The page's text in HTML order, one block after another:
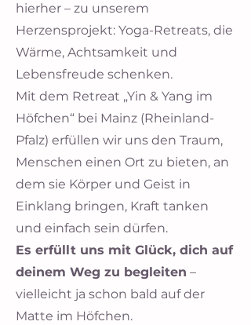
hierher – zu unserem
Herzensprojekt: Yoga-Retreats, die
Wärme, Achtsamkeit und
Lebensfreude schenken.
Mit dem Retreat „Yin & Yang im
Höfchen“ bei Mainz (Rheinland-
Pfalz) erfüllen wir uns den Traum,
Menschen einen Ort zu bieten, an
dem sie Körper und Geist in
Einklang bringen, Kraft tanken
und einfach sein dürfen.
Es erfüllt uns mit Glück, dich auf
deinem Weg zu begleiten –
vielleicht ja schon bald auf der
Matte im Höfchen.